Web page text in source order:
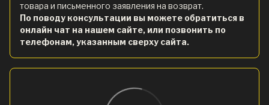
товара и письменного заявления на возврат.
По поводу консультации вы можете обратиться в
онлайн чат на нашем сайте, или позвонить по
телефонам, указанным сверху сайта.